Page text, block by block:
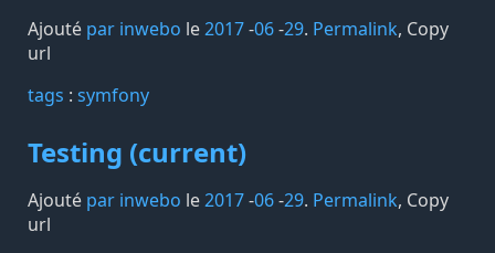
Ajouté par inwebo le2017-06-29. Permalink, Copy
url
tags️ : symfony
Testing (current)
Ajouté par inwebo le2017-06-29. Permalink, Copy
url